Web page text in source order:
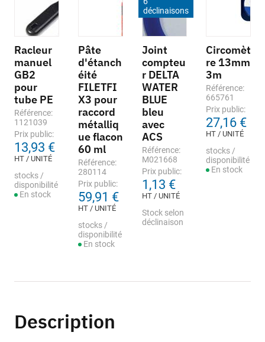
Racleur
manuel
GB2
pour
tube PE
Référence:
1121039
Prix public:
13,93 €
HT / UNITÉ
stocks /
disponibilité
En stock
Pâte
d'étanch
éité
FILETFI
X3 pour
raccord
métalliq
ue flacon
60 ml
Référence:
280114
Prix public:
59,91 €
HT / UNITÉ
stocks /
disponibilité
En stock
déclinaisons
Joint
compteu
r DELTA
WATER
BLUE
bleu
avec
ACS
Référence:
M021668
Prix public:
1,13 €
HT / UNITÉ
Stock selon
déclinaison
Circomèt
re 13mm
3m
Référence:
665761
Prix public:
27,16 €
HT / UNITÉ
stocks /
disponibilité
En stock
Description